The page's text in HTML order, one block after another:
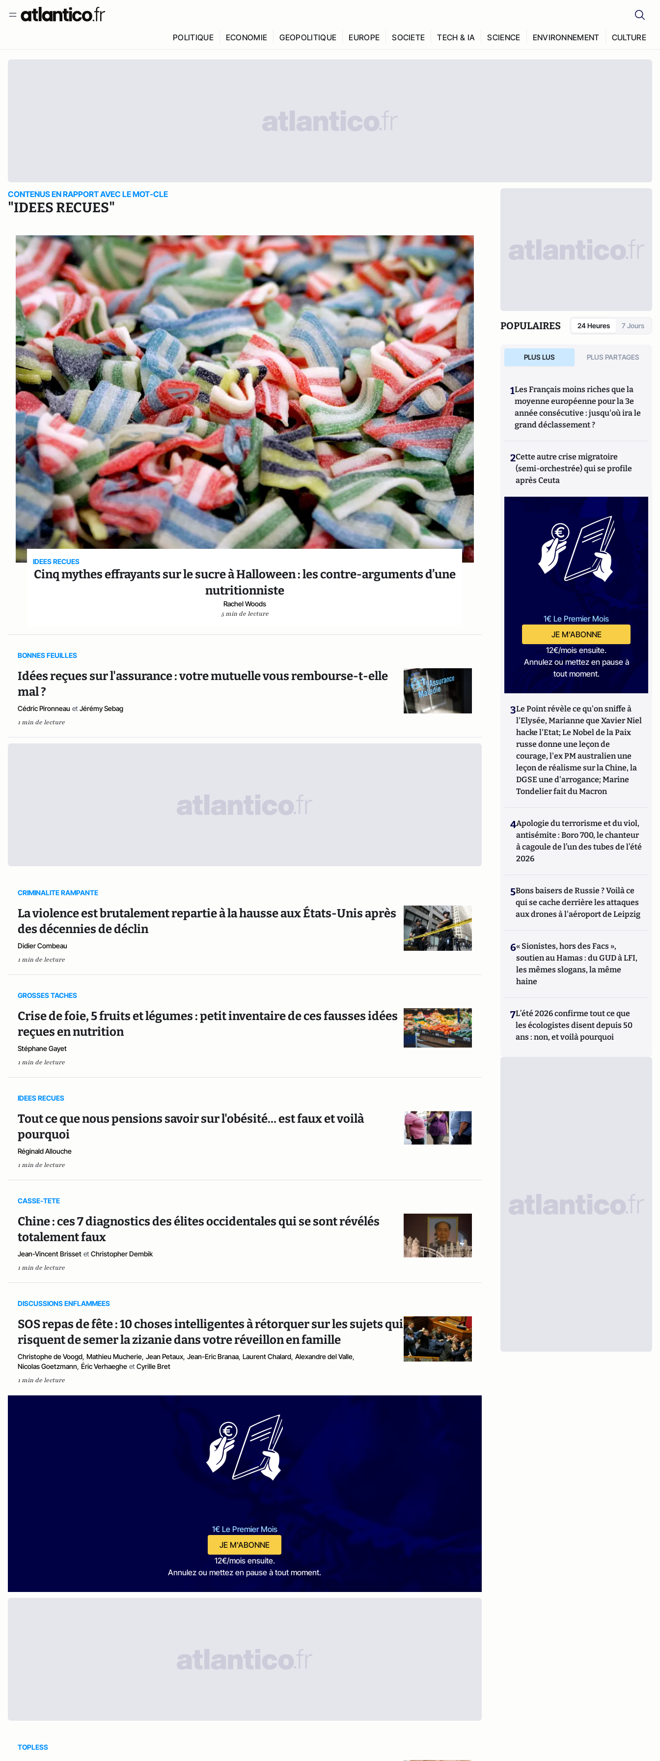
POLITIQUE ECONOMIE GEOPOLITIQUE EUROPE SOCIETE TECH & IA SCIENCE ENVIRONNEMENT CULTURE
CONTENUS EN RAPPORT AVEC LE MOT-CLE
"IDEES RECUES"
IDEES RECUES
Cinq mythes effrayants sur le sucre à Halloween : les contre-arguments d’une
nutritionniste
Rachel Woods
5 min de lecture
BONNES FEUILLES
Idées reçues sur l'assurance : votre mutuelle vous rembourse-t-elle
mal ?
Cédric Pironneau et Jérémy Sebag
1 min de lecture
CRIMINALITE RAMPANTE
La violence est brutalement repartie à la hausse aux États-Unis après
des décennies de déclin
Didier Combeau
1 min de lecture
GROSSES TACHES
Crise de foie, 5 fruits et légumes : petit inventaire de ces fausses idées
reçues en nutrition
Stéphane Gayet
1 min de lecture
IDEES RECUES
Tout ce que nous pensions savoir sur l'obésité… est faux et voilà
pourquoi
Réginald Allouche
1 min de lecture
CASSE-TETE
Chine : ces 7 diagnostics des élites occidentales qui se sont révélés
totalement faux
Jean-Vincent Brisset et Christopher Dembik
1 min de lecture
DISCUSSIONS ENFLAMMEES
SOS repas de fête : 10 choses intelligentes à rétorquer sur les sujets qui
risquent de semer la zizanie dans votre réveillon en famille
Christophe de Voogd, Mathieu Mucherie, Jean Petaux, Jean-Eric Branaa, Laurent Chalard, Alexandre del Valle,
Nicolas Goetzmann, Éric Verhaeghe et Cyrille Bret
1 min de lecture
1€ Le Premier Mois
JE M'ABONNE
12€/mois ensuite.
Annulez ou mettez en pause à tout moment.
TOPLESS
POPULAIRES 24 Heures 7 Jours
PLUS LUS PLUS PARTAGES
1Les Français moins riches que la
moyenne européenne pour la 3e
année consécutive : jusqu'où ira le
grand déclassement ?
2Cette autre crise migratoire
(semi-orchestrée) qui se profile
après Ceuta
1€ Le Premier Mois
JE M'ABONNE
12€/mois ensuite.
Annulez ou mettez en pause à
tout moment.
3Le Point révèle ce qu'on sniffe à
l'Elysée, Marianne que Xavier Niel
hacke l'Etat; Le Nobel de la Paix
russe donne une leçon de
courage, l'ex PM australien une
leçon de réalisme sur la Chine, la
DGSE une d'arrogance; Marine
Tondelier fait du Macron
4Apologie du terrorisme et du viol,
antisémite : Boro 700, le chanteur
à cagoule de l’un des tubes de l’été
2026
5Bons baisers de Russie ? Voilà ce
qui se cache derrière les attaques
aux drones à l'aéroport de Leipzig
6« Sionistes, hors des Facs »,
soutien au Hamas : du GUD à LFI,
les mêmes slogans, la même
haine
7L’été 2026 confirme tout ce que
les écologistes disent depuis 50
ans : non, et voilà pourquoi